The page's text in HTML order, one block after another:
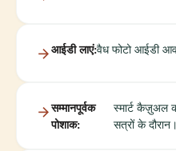
आईडी लाएं:वैध फोटो आईडी
सम्मानपूर्वक
पोशाक:
स्मार्ट कैज़ुअल
सत्रों के दौरान।